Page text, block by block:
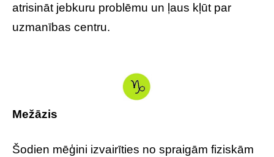
atrisināt jebkuru problēmu un ļaus kļūt par
uzmanības centru.
Mežāzis
Šodien mēģini izvairīties no spraigām fiziskām